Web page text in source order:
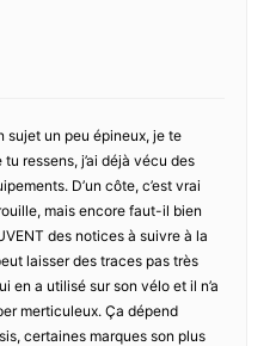
sujet un peu épineux, je te
ressens, j’ai déjà vécu des
D’un côte, c’est vrai
mais encore faut-il bien
des notices à suivre à la
laisser des traces pas très
en a utilisé sur son vélo et il n’a
merticuleux. Ça dépend
certaines marques son plus